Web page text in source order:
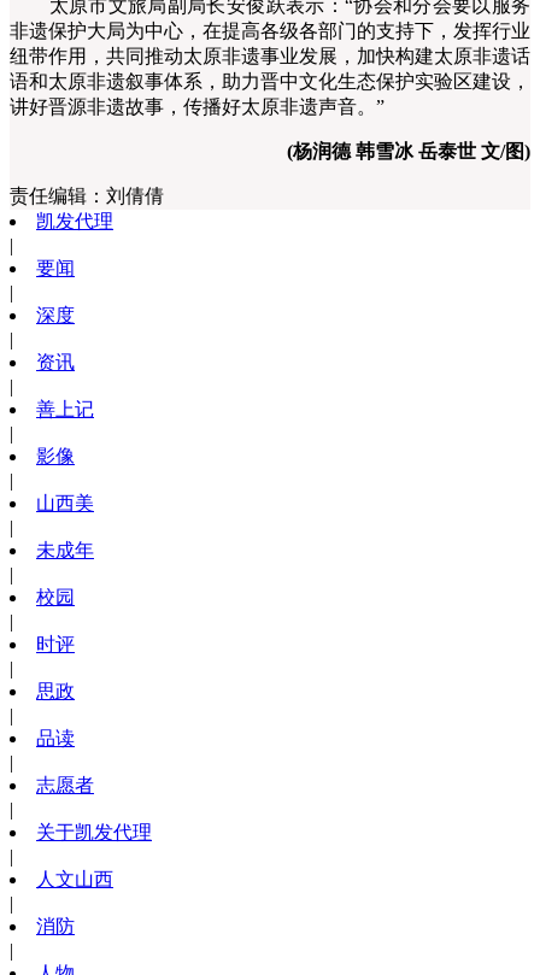
太原市文旅局副局长安俊跃表示：“协会和分会要以服务
非遗保护大局为中心，在提高各级各部门的支持下，发挥行业
纽带作用，共同推动太原非遗事业发展，加快构建太原非遗话
语和太原非遗叙事体系，助力晋中文化生态保护实验区建设，
讲好晋源非遗故事，传播好太原非遗声音。”
(杨润德 韩雪冰 岳泰世 文/图)
责任编辑： 刘倩倩
凯发代理
|
要闻
|
深度
|
资讯
|
善上记
|
影像
|
山西美
|
未成年
|
校园
|
时评
|
思政
|
品读
|
志愿者
|
关于凯发代理
|
人文山西
|
消防
|